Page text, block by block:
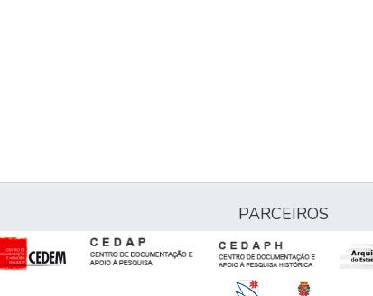
PARCEIROS